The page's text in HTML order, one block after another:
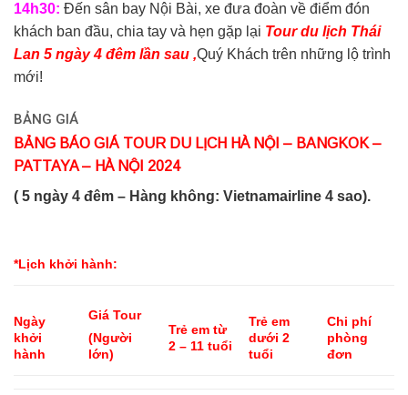
14h30: Đến sân bay Nội Bài, xe đưa đoàn về điểm đón
khách ban đầu, chia tay và hẹn gặp lại Tour du lịch Thái
Lan 5 ngày 4 đêm lần sau ,Quý Khách trên những lộ trình
mới!
BẢNG GIÁ
BẢNG BÁO GIÁ TOUR DU LỊCH HÀ NỘI – BANGKOK –
PATTAYA – HÀ NỘI 2024
( 5 ngày 4 đêm – Hàng không: Vietnamairline 4 sao).
*Lịch khởi hành:
Ngày
khởi
hành
Giá Tour
(Người
lớn)
Trẻ em từ
2 – 11 tuổi
Trẻ em
dưới 2
tuổi
Chi phí
phòng
đơn